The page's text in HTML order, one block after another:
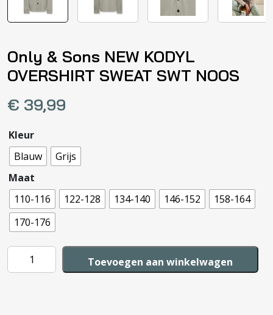
Only & Sons NEW KODYL
OVERSHIRT SWEAT SWT NOOS
€ 39,99
Kleur
Blauw
Grijs
Maat
110-116
122-128 134-140 146-152
158-164
170-176
Only
&
Toevoegen aan winkelwagen